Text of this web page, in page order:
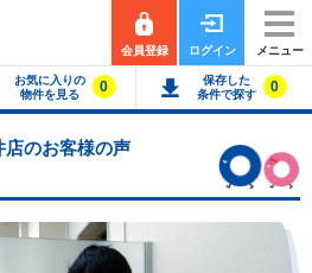
会員登録 ログイン メニュー
お気に入りの
物件を見る
0
保存した
条件で探す
0
のお客様の声